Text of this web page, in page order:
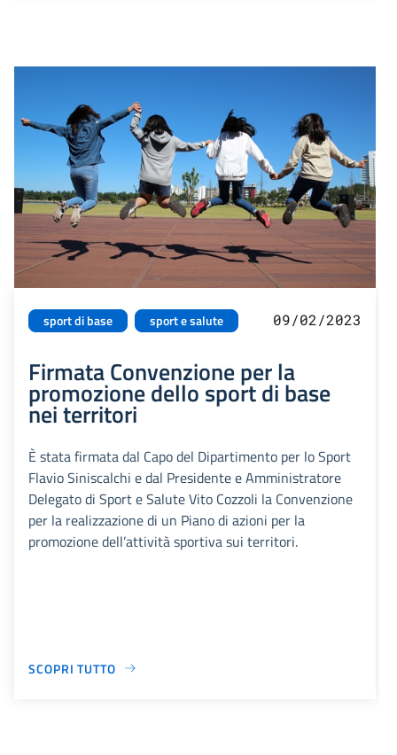
sport di base sport e salute 09/02/2023
Firmata Convenzione per la
promozione dello sport di base
nei territori
È stata firmata dal Capo del Dipartimento per lo Sport
Flavio Siniscalchi e dal Presidente e Amministratore
Delegato di Sport e Salute Vito Cozzoli la Convenzione
per la realizzazione di un Piano di azioni per la
promozione dell’attività sportiva sui territori.
SCOPRI TUTTO